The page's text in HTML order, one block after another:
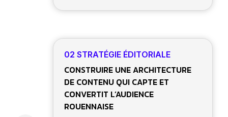
02 STRATÉGIE ÉDITORIALE
CONSTRUIRE UNE ARCHITECTURE
DE CONTENU QUI CAPTE ET
CONVERTIT L’AUDIENCE
ROUENNAISE